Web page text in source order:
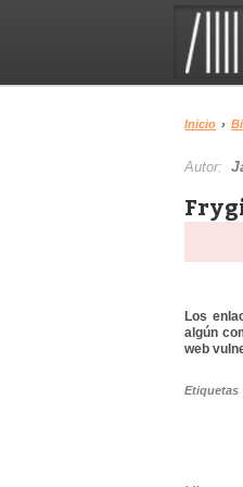
Inicio ›
Autor:
Los
algún
web
Etiquetas